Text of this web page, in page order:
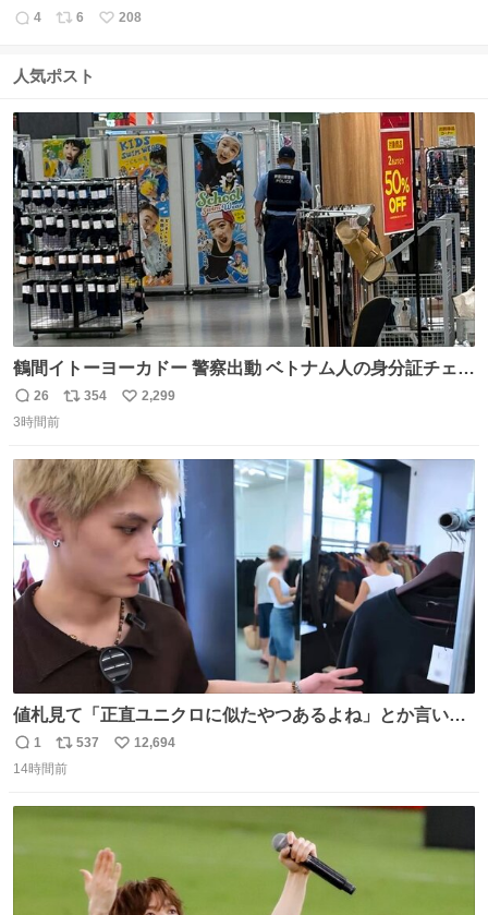
返
数
4
リ
ス
6
い
208
人気ポスト
鶴間イトーヨーカドー 警察出動 ベトナム人の身分証チェッ
クを開店前に実施、店内まで見張りにきてます。不法滞在
者は覚悟してお越しください。
返
信
26
リ
ト
数
354
い
数
2,299
3時間前
値札見て「正直ユニクロに似たやつあるよね」とか言い出
すの好きすぎるWWWWWWWWWWWWW こちら側と同じ
感覚助かる🙂‍↕️🙂‍↕️🙂‍↕️
返
信
1
リ
ポ
ト
537
い
数
12,694
14時間前